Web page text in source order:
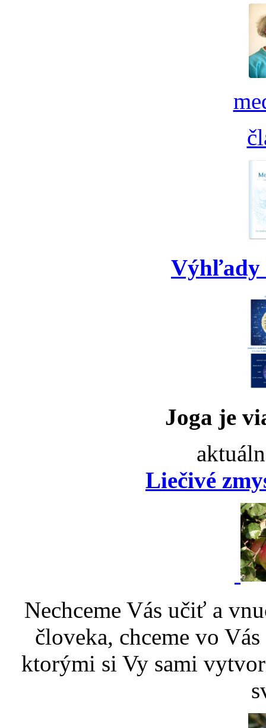
Výhľady
Joga je
Liečivé
Nechceme Vás učiť a
človeka, chceme vo
ktorými si Vy sami